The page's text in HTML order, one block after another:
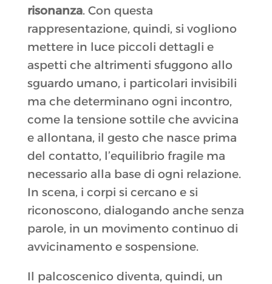
risonanza. Con questa
rappresentazione, quindi, si vogliono
mettere in luce piccoli dettagli e
aspetti che altrimenti sfuggono allo
sguardo umano, i particolari invisibili
ma che determinano ogni incontro,
come la tensione sottile che avvicina
e allontana, il gesto che nasce prima
del contatto, l’equilibrio fragile ma
necessario alla base di ogni relazione.
In scena, i corpi si cercano e si
riconoscono, dialogando anche senza
parole, in un movimento continuo di
avvicinamento e sospensione.
Il palcoscenico diventa, quindi, un